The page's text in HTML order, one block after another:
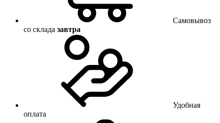
Самовывоз
со склада завтра
Удобная
оплата